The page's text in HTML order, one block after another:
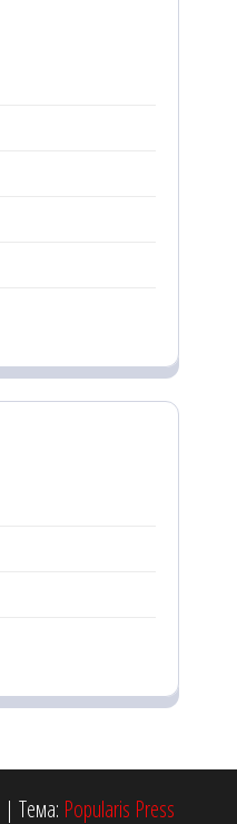
| Тема: Popularis Press